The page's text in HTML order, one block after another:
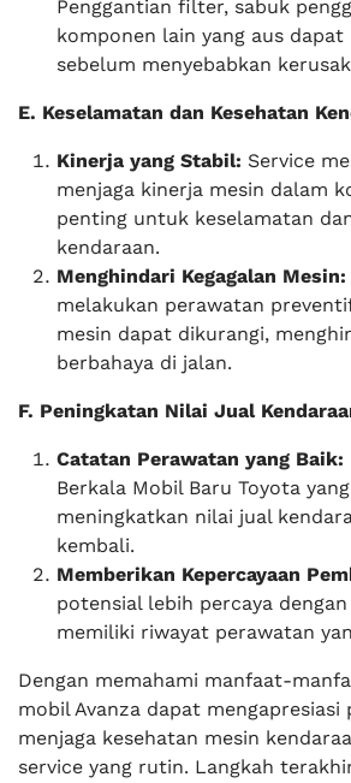
Penggantian filter, sabuk
komponen lain yang aus dapat
sebelum menyebabkan
E. Keselamatan dan Kesehatan
Kinerja yang Stabil: Service
menjaga kinerja mesin dalam
penting untuk keselamatan
kendaraan.
Menghindari Kegagalan Mesin:
melakukan perawatan
mesin dapat dikurangi,
berbahaya di jalan.
F. Peningkatan Nilai Jual
Catatan Perawatan yang Baik:
Berkala Mobil Baru Toyota
meningkatkan nilai jual
kembali.
Memberikan Kepercayaan
potensial lebih percaya
memiliki riwayat perawatan
Dengan memahami manfaat-
mobil Avanza dapat mengapresiasi
menjaga kesehatan mesin
service yang rutin. Langkah